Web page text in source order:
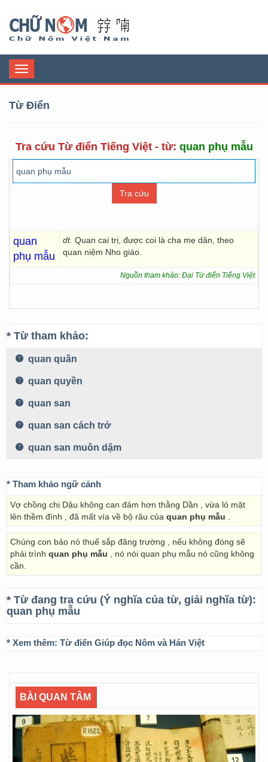
Toggle
navigation
Từ Điển
Tra cứu Từ điển Tiếng Việt - từ: quan phụ mẫu
quan
phụ mẫu
dt. Quan cai trị, được coi là cha mẹ dân, theo
quan niệm Nho giáo.
Nguồn tham khảo: Đại Từ điển Tiếng Việt
* Từ tham khảo:
quan quân
quan quyền
quan san
quan san cách trở
quan san muôn dặm
* Tham khảo ngữ cảnh
Vợ chồng chị Dậu không can đảm hơn thằng Dần , vừa ló mặt
lên thềm đình , đã mất vía về bộ râu của quan phụ mẫu
Chúng con bảo nó thuế sắp đăng trường , nếu không đóng sẽ
phải trình quan phụ mẫu , nó nói quan phụ mẫu nó cũng không
cần.
* Từ đang tra cứu (Ý nghĩa của từ, giải nghĩa từ):
quan phụ mẫu
* Xem thêm: Từ điển Giúp đọc Nôm và Hán Việt
BÀI QUAN TÂM